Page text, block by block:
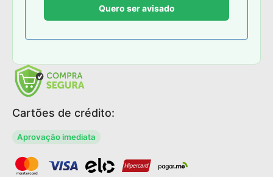
Cartões de crédito:
Aprovação imediata